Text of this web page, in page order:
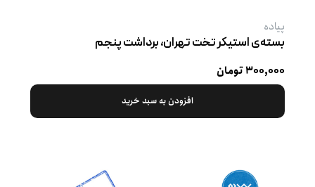
پیاده
بسته‌ی استیکر تخت تهران، برداشت پنجم
۳۰۰,۰۰۰ تومان
افزودن به سبد خرید